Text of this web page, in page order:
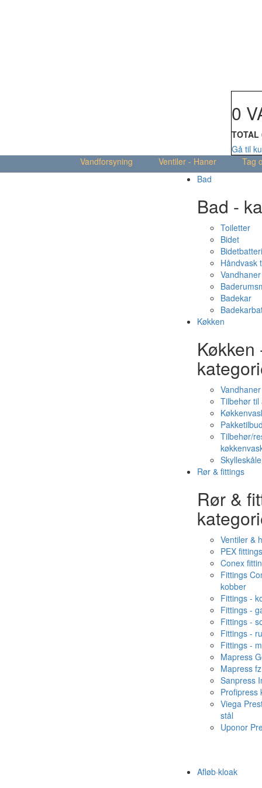
0
TOTAL
Gå til
Vandforsyning
Ventiler - Haner Tag
Bad
Bad -
Toiletter
Bidet
Håndvask
Badekar
Køkken
Køkken
Vandhaner
Tilbehør
Tilbehør/
Rør & fittings
Rør &
Ventiler &
PEX fittings
Conex
Fittings
kobber
Fittings -
Fittings -
Fittings -
Fittings -
Fittings -
Mapress
Mapress fz
Sanpress
Profipress
Viega
stål
Uponor
Afløb·kloak